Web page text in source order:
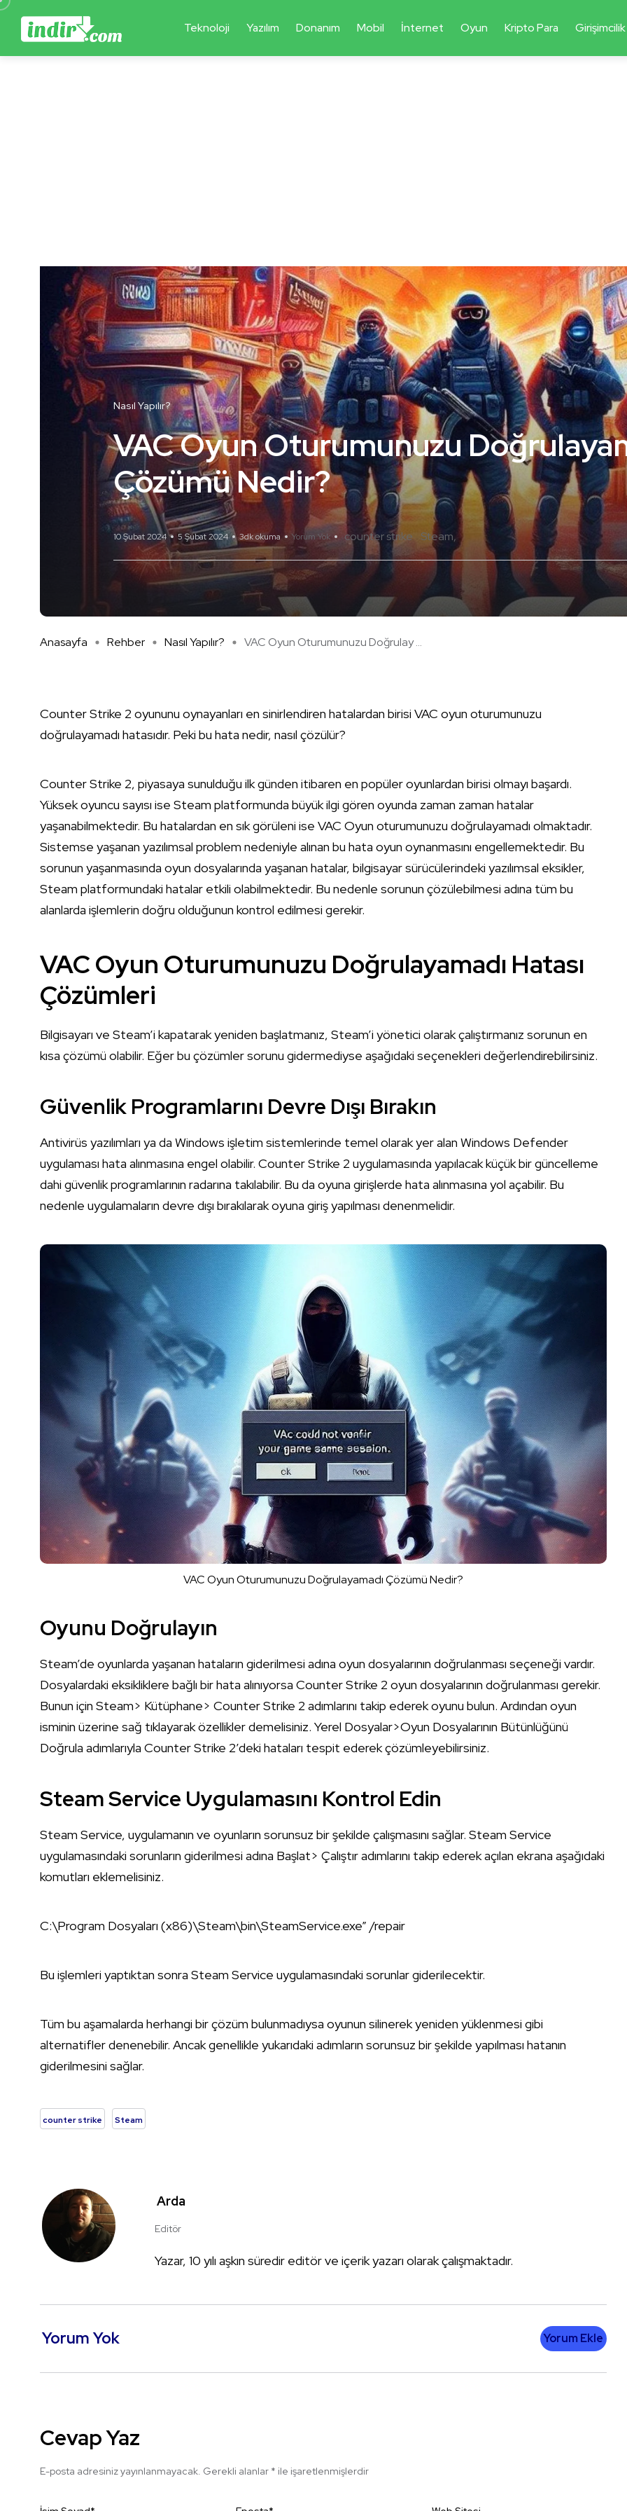
Teknoloji Yazılım Donanım Mobil İnternet Oyun Kripto Para Girişimcilik
Nasıl Yapılır?
VAC Oyun Oturumunuzu
Çözümü Nedir?
10 Şubat 2024 5 Şubat 2024 3dk okuma Yorum Yok counter strike Steam
Anasayfa Rehber Nasıl Yapılır? VAC Oyun Oturumunuzu Doğrulay ...
Counter Strike 2 oyununu oynayanları en sinirlendiren hatalardan birisi VAC oyun oturumunuzu
doğrulayamadı hatasıdır. Peki bu hata nedir, nasıl çözülür?
Counter Strike 2, piyasaya sunulduğu ilk günden itibaren en popüler oyunlardan birisi olmayı başardı.
Yüksek oyuncu sayısı ise Steam platformunda büyük ilgi gören oyunda zaman zaman hatalar
yaşanabilmektedir. Bu hatalardan en sık görüleni ise VAC Oyun oturumunuzu doğrulayamadı olmaktadır.
Sistemse yaşanan yazılımsal problem nedeniyle alınan bu hata oyun oynanmasını engellemektedir. Bu
sorunun yaşanmasında oyun dosyalarında yaşanan hatalar, bilgisayar sürücülerindeki yazılımsal eksikler,
Steam platformundaki hatalar etkili olabilmektedir. Bu nedenle sorunun çözülebilmesi adına tüm bu
alanlarda işlemlerin doğru olduğunun kontrol edilmesi gerekir.
VAC Oyun Oturumunuzu Doğrulayamadı Hatası
Çözümleri
Bilgisayarı ve Steam’i kapatarak yeniden başlatmanız, Steam’i yönetici olarak çalıştırmanız sorunun en
kısa çözümü olabilir. Eğer bu çözümler sorunu gidermediyse aşağıdaki seçenekleri değerlendirebilirsiniz.
Güvenlik Programlarını Devre Dışı Bırakın
Antivirüs yazılımları ya da Windows işletim sistemlerinde temel olarak yer alan Windows Defender
uygulaması hata alınmasına engel olabilir. Counter Strike 2 uygulamasında yapılacak küçük bir güncelleme
dahi güvenlik programlarının radarına takılabilir. Bu da oyuna girişlerde hata alınmasına yol açabilir. Bu
nedenle uygulamaların devre dışı bırakılarak oyuna giriş yapılması denenmelidir.
VAC Oyun Oturumunuzu Doğrulayamadı Çözümü Nedir?
Oyunu Doğrulayın
Steam’de oyunlarda yaşanan hataların giderilmesi adına oyun dosyalarının doğrulanması seçeneği vardır.
Dosyalardaki eksikliklere bağlı bir hata alınıyorsa Counter Strike 2 oyun dosyalarının doğrulanması gerekir.
Bunun için Steam> Kütüphane> Counter Strike 2 adımlarını takip ederek oyunu bulun. Ardından oyun
isminin üzerine sağ tıklayarak özellikler demelisiniz. Yerel Dosyalar>Oyun Dosyalarının Bütünlüğünü
Doğrula adımlarıyla Counter Strike 2’deki hataları tespit ederek çözümleyebilirsiniz.
Steam Service Uygulamasını Kontrol Edin
Steam Service, uygulamanın ve oyunların sorunsuz bir şekilde çalışmasını sağlar. Steam Service
uygulamasındaki sorunların giderilmesi adına Başlat> Çalıştır adımlarını takip ederek açılan ekrana aşağıdaki
komutları eklemelisiniz.
C:\Program Dosyaları (x86)\Steam\bin\SteamService.exe” /repair
Bu işlemleri yaptıktan sonra Steam Service uygulamasındaki sorunlar giderilecektir.
Tüm bu aşamalarda herhangi bir çözüm bulunmadıysa oyunun silinerek yeniden yüklenmesi gibi
alternatifler denenebilir. Ancak genellikle yukarıdaki adımların sorunsuz bir şekilde yapılması hatanın
giderilmesini sağlar.
counter strike Steam
Arda
Editör
Yazar, 10 yılı aşkın süredir editör ve içerik yazarı olarak çalışmaktadır.
Yorum Yok Yorum Ekle
Cevap Yaz
E-posta adresiniz yayınlanmayacak. Gerekli alanlar * ile işaretlenmişlerdir